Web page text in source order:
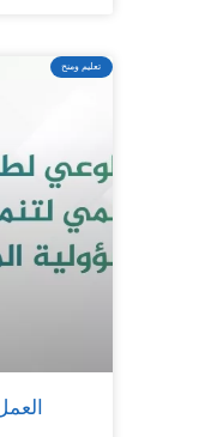
تعليم ومنح